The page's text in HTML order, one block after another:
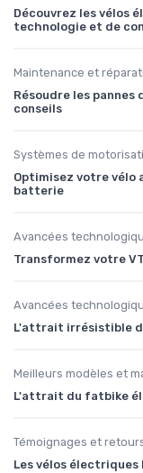
Découvrez les vélos
technologie et de
Maintenance et
Résoudre les
conseils
Systèmes de
Optimisez votre vélo
batterie
Avancées
Transformez votre
Avancées
L'attrait irrésistible
Meilleurs modèles et
L'attrait du fatbike
Témoignages et
Les vélos électriques